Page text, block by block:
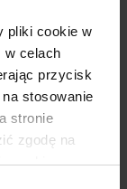
pliki cookie w
w celach
przycisk
stosowanie
stronie
zgodę na
wybierz